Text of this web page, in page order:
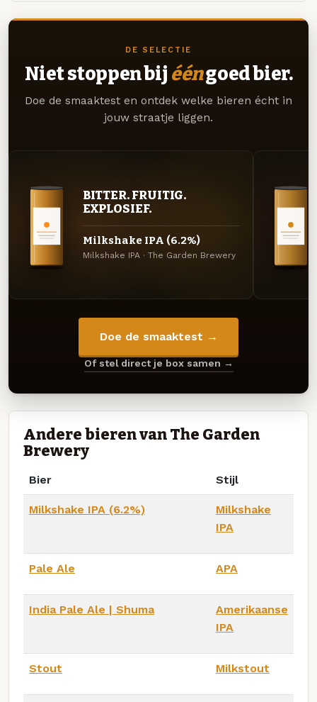
DE SELECTIE
Niet stoppen bij ééngoed bier.
Doe de smaaktest en ontdek welke bieren écht in
jouw straatje liggen.
BITTER. FRUITIG.
EXPLOSIEF.
Milkshake IPA (6.2%)
Milkshake IPA · The Garden Brewery
Doe de smaaktest →
Of stel direct je box samen →
Andere bieren van The Garden
Brewery
Bier Stijl
Milkshake IPA (6.2%)
Milkshake
IPA
Pale Ale APA
India Pale Ale | Shuma
Amerikaanse
IPA
Stout Milkstout